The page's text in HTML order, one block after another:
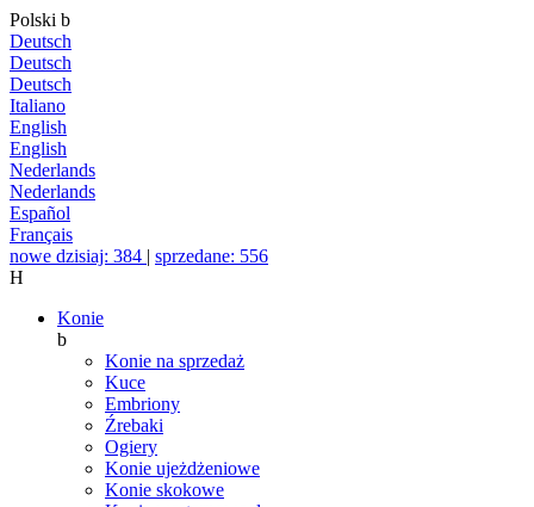
Polski b
Deutsch
Deutsch
Deutsch
Italiano
English
English
Nederlands
Nederlands
Español
Français
nowe dzisiaj: 384 | sprzedane: 556
H
Konie
b
Konie na sprzedaż
Kuce
Embriony
Źrebaki
Ogiery
Konie ujeżdżeniowe
Konie skokowe